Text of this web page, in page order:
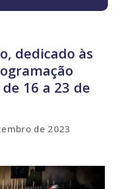
dedicado às
16 a 23 de
de 2023